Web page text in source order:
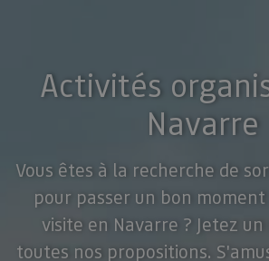
Activités
Navarre
Vous êtes à la recherche de
pour passer un bon
visite en Navarre ? Jetez
toutes nos propositions.